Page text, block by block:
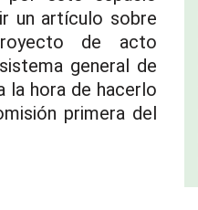
un artículo sobre
de acto
general de
la hora de hacerlo
primera del